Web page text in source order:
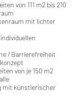
von 111 m2 bis 210
mit lichter
/ Barrierefreiheit
von je 150 m2
mit künstlerischer